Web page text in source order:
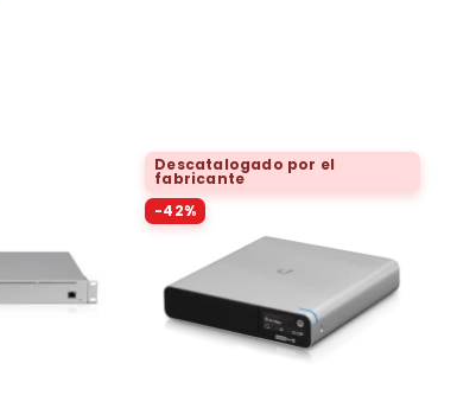
Descatalogado por el
fabricante
-42%